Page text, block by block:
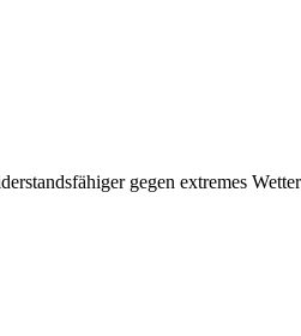
gegen extremes Wetter